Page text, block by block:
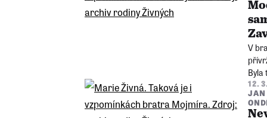
V
Byla
12.
JAN